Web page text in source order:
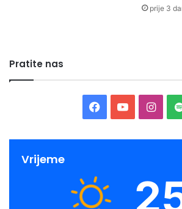
prije 3
Pratite nas
Facebook
YouTube
Vrijeme